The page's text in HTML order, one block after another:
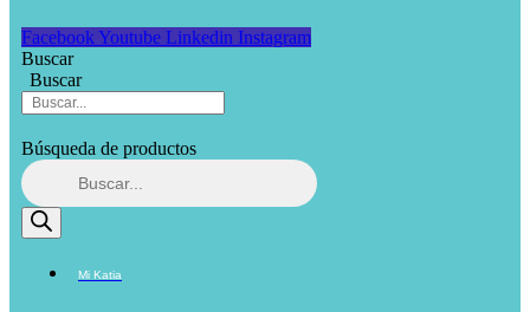
Facebook Youtube Linkedin Instagram
Buscar
Buscar
Búsqueda de productos
Mi Katia